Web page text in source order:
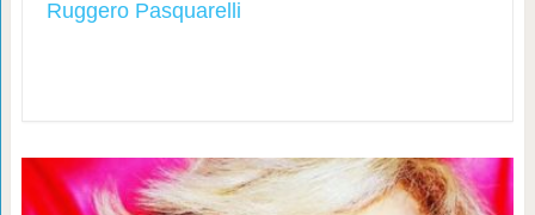
Ruggero Pasquarelli